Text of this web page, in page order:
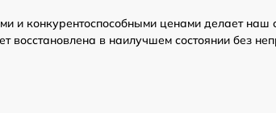
и конкурентоспособными ценами делает наш
в наилучшем состоянии без